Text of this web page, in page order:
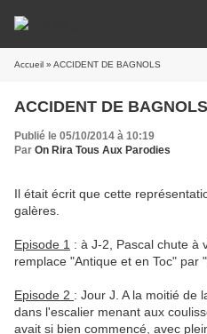
Accueil » ACCIDENT DE BAGNOLS
ACCIDENT DE BAGNOLS
Publié le 05/10/2014 à 10:19
Par On Rira Tous Aux Parodies
Il était écrit que cette
galères.
Episode 1 : à J-2, Pascal chute à
remplace "Antique et en Toc" par
Episode 2 : Jour J. A la moitié de
dans l'escalier menant aux
avait si bien commencé, avec